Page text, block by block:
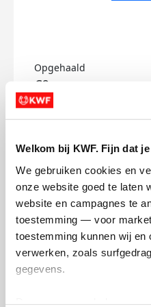
Welkom bij KWF. Fijn dat
We gebruiken cookies en
onze website goed te laten
website en campagnes te
toestemming — voor
toestemming kunnen wij en
verwerken, zoals
gegevens.
Opgehaald
€0
Doneer
Lise's